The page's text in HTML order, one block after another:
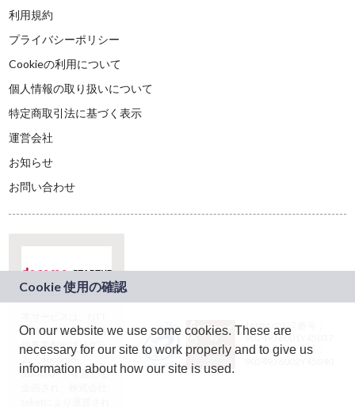
利用規約
プライバシーポリシー
Cookieの利用について
個人情報の取り扱いについて
特定商取引法に基づく表示
運営会社
お知らせ
お問い合わせ
ドコモグループの新
規事業創出プログラ
ム「docomo
STARTUP」を通じて
JASRAC許諾番号：
9024936001Y45037
JASRAC許諾番号：
On our website we use some cookies. These are
necessary for our site to work properly and to give us
information about how our site is used.